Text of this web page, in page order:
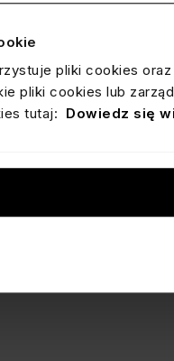
pliki cookies
pliki cookies lub
tutaj: Dowiedz się